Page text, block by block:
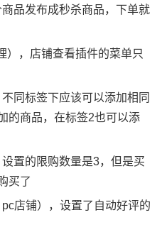
品发布成秒杀商品，下单就
），店铺查看插件的菜单只
同标签下应该可以添加相同
的商品，在标签2也可以添
置的限购数量是3，但是买
买了
店铺），设置了自动好评的